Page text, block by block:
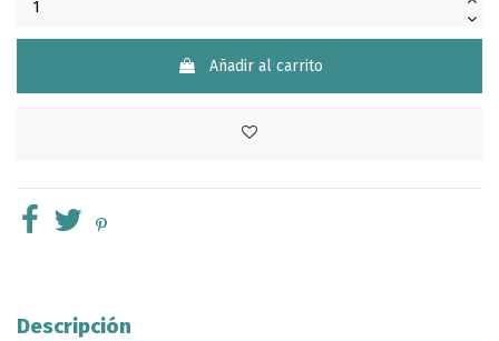
Añadir al carrito
Descripción